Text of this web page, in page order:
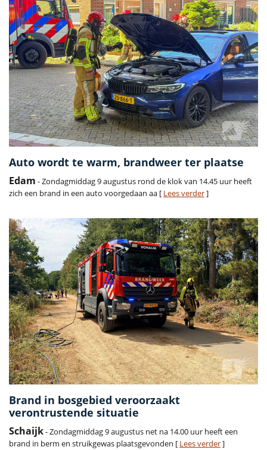
Auto wordt te warm, brandweer ter plaatse
Edam - Zondagmiddag 9 augustus rond de klok van 14.45 uur heeft
zich een brand in een auto voorgedaan aa [ Lees verder]
Brand in bosgebied veroorzaakt
verontrustende situatie
Schaijk- Zondagmiddag 9 augustus net na 14.00 uur heeft een
brand in berm en struikgewas plaatsgevonden [ Lees verder]